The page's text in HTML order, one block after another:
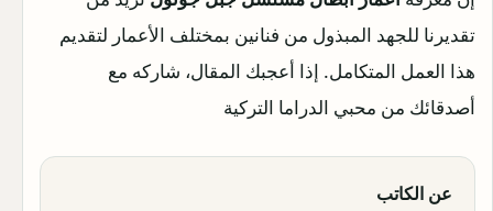
تقديرنا للجهد المبذول من فنانين بمختلف الأعمار لتقديم
هذا العمل المتكامل. إذا أعجبك المقال، شاركه مع
أصدقائك من محبي الدراما التركية
عن الكاتب